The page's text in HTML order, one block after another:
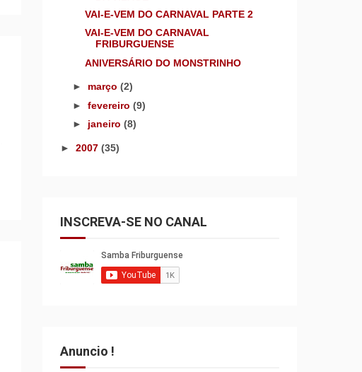
VAI-E-VEM DO CARNAVAL PARTE 2
VAI-E-VEM DO CARNAVAL
FRIBURGUENSE
ANIVERSÁRIO DO MONSTRINHO
► março (2)
► fevereiro (9)
► janeiro (8)
► 2007 (35)
INSCREVA-SE NO CANAL
Anuncio !